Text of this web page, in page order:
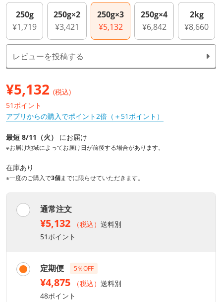
250g
¥1,719
250g×2
¥3,421
250g×3
¥5,132
250g×4
¥6,842
2kg
¥8,660
レビューを投稿する
¥5,132 (税込)
51ポイント
アプリからの購入でポイント2倍（＋51ポイント）
最短 8/11（火） にお届け
※お届け地域によってお届け日が前後する場合があります。
在庫あり
※一度のご購入で3個までに限らせていただきます。
通常注文
¥5,132 （税込） 送料別
51ポイント
定期便 5％OFF
¥4,875 （税込） 送料別
48ポイント